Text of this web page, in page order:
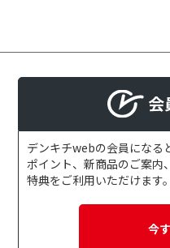
会
デンキチwebの会員になる
ポイント、新商品のご案内
特典をご利用いただけます
今